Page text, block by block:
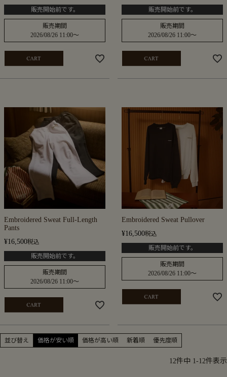
販売開始前です。
販売期間
2026/08/26 11:00〜
販売開始前です。
販売期間
2026/08/26 11:00〜
Embroidered Sweat Full-Length
Pants
¥16,500税込
販売開始前です。
販売期間
2026/08/26 11:00〜
Embroidered Sweat Pullover
¥16,500税込
販売開始前です。
販売期間
2026/08/26 11:00〜
並び替え 価格が安い順 価格が高い順 新着順 優先度順
12件中 1-12件表示